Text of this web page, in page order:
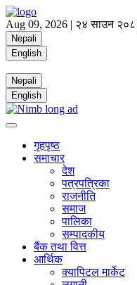
Aug 09, 2026 | २४ साउन
Nepali
English
Nepali
English
गृहपृष्ठ
समाचार
देश
पत्रपत्रिका
राजनीति
समाज
पालिका
सम्पादकीय
बैंक तथा वित्त
आर्थिक
क्यापिटल मार्केट